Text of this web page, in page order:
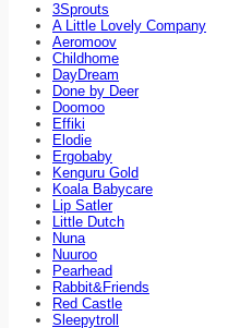
3Sprouts
A Little Lovely Company
Aeromoov
Childhome
DayDream
Done by Deer
Doomoo
Effiki
Elodie
Ergobaby
Kenguru Gold
Koala Babycare
Lip Satler
Little Dutch
Nuna
Nuuroo
Pearhead
Rabbit&Friends
Red Castle
Sleepytroll